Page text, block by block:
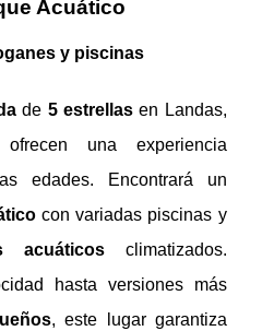
Acuático
y piscinas
de 5 estrellas en Landas,
una experiencia
edades. Encontrará un
con variadas piscinas y
acuáticosclimatizados.
hasta versiones más
, este lugar garantiza